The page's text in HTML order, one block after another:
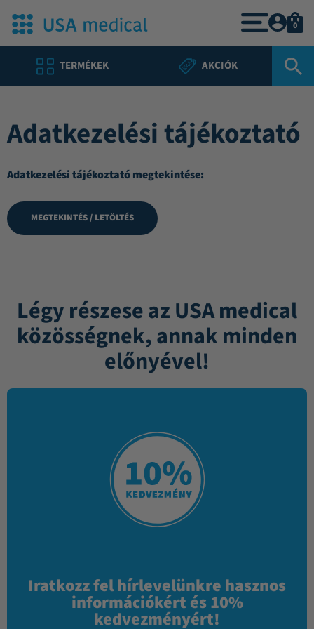
TERMÉKEK AKCIÓK
0
Adatkezelési tájékoztató
Adatkezelési tájékoztató megtekintése:
MEGTEKINTÉS / LETÖLTÉS
Légy részese az USA medical
közösségnek, annak minden
előnyével!
Iratkozz fel hírlevelünkre hasznos
információkért és 10%
kedvezményért!